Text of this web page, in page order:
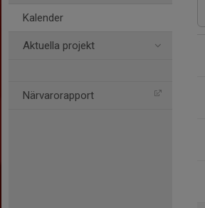
Kalender
Aktuella projekt
Närvarorapport